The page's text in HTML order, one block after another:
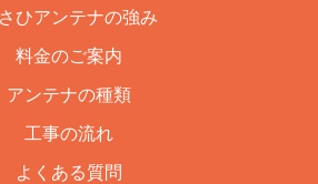
ひアンテナの強み
料金のご案内
アンテナの種類
工事の流れ
よくある質問